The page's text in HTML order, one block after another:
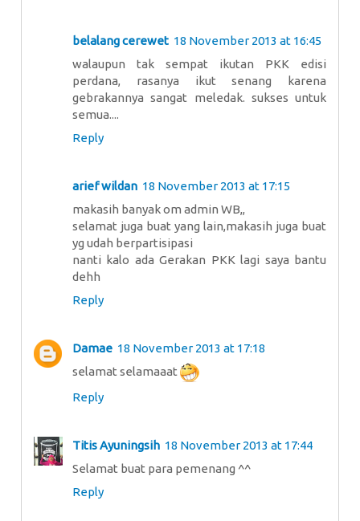
belalang cerewet 18 November 2013 at 16:45
walaupun tak sempat ikutan PKK edisi
perdana, rasanya ikut senang karena
gebrakannya sangat meledak. sukses untuk
semua....
Reply
arief wildan 18 November 2013 at 17:15
makasih banyak om admin WB,,
selamat juga buat yang lain,makasih juga buat
yg udah berpartisipasi
nanti kalo ada Gerakan PKK lagi saya bantu
dehh
Reply
Damae 18 November 2013 at 17:18
selamat selamaaat
Reply
Titis Ayuningsih 18 November 2013 at 17:44
Selamat buat para pemenang ^^
Reply